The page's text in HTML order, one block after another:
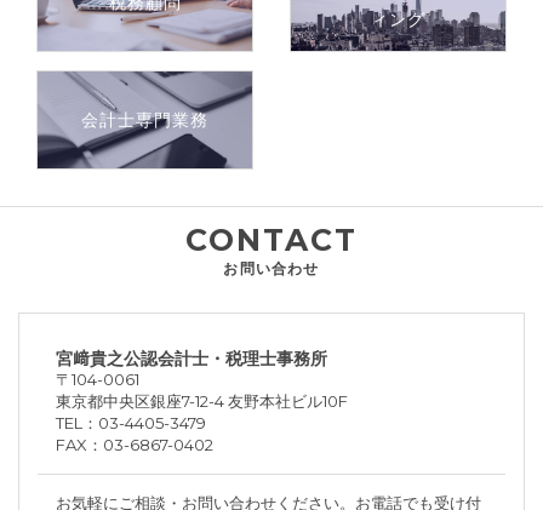
ィング
会計士専門業務
CONTACT
お問い合わせ
宮﨑貴之公認会計士・税理士事務所
〒104-0061
東京都中央区銀座7-12-4 友野本社ビル10F
TEL： 03 4405 3479
FAX： 03 6867 0402
お気軽にご相談・お問い合わせください。お電話でも受け付